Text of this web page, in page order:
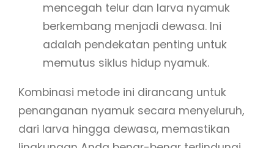
mencegah telur dan larva nyamuk
berkembang menjadi dewasa. Ini
adalah pendekatan penting untuk
memutus siklus hidup nyamuk.
Kombinasi metode ini dirancang untuk
penanganan nyamuk secara menyeluruh,
dari larva hingga dewasa, memastikan